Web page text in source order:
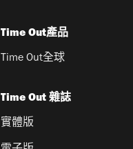
Time Out產品
Time Out全球
Time Out 雜誌
實體版